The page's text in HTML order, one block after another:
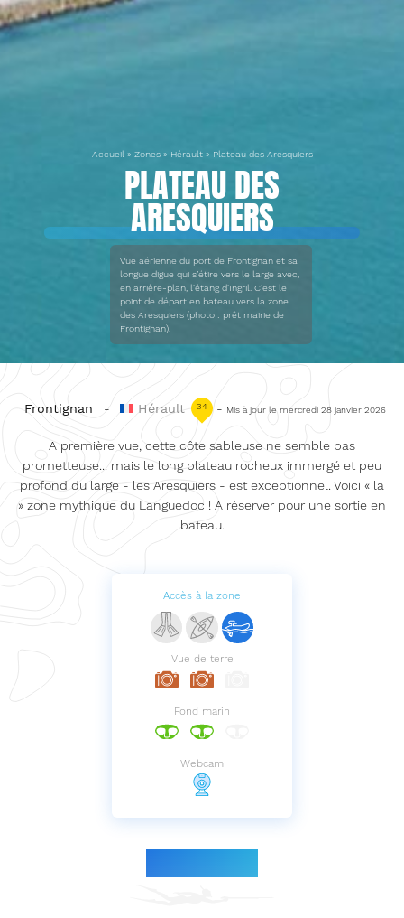
Accueil» Zones» Hérault» Plateau des Aresquiers
PLATEAU DES
ARESQUIERS
Vue aérienne du port de Frontignan et sa
longue digue qui s’étire vers le large avec,
en arrière-plan, l'étang d'Ingril. C’est le
point de départ en bateau vers la zone
des Aresquiers (photo : prêt mairie de
Frontignan).
Frontignan - Hérault 34 - Mis à jour le mercredi 28 janvier 2026
A première vue, cette côte sableuse ne semble pas
prometteuse... mais le long plateau rocheux immergé et peu
profond du large - les Aresquiers - est exceptionnel. Voici « la
» zone mythique du Languedoc ! A réserver pour une sortie en
bateau.
Accès à la zone
Vue de terre
Fond marin
Webcam